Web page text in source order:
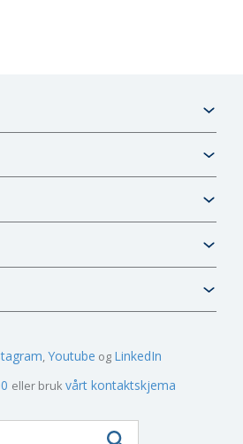
Youtube LinkedIn
eller bruk vårt kontaktskjema